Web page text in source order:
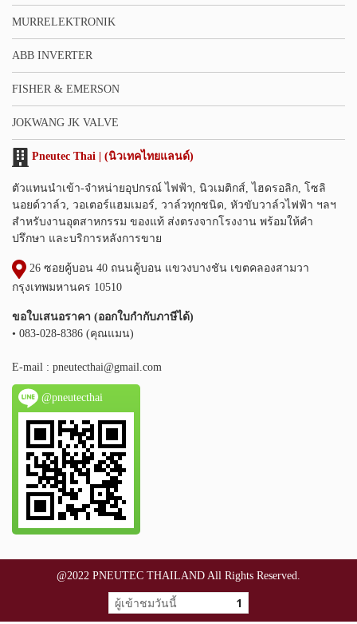
MURRELEKTRONIK
ABB INVERTER
FISHER & EMERSON
JOKWANG JK VALVE
Pneutec Thai | (นิวเทคไทยแลนด์)
ตัวแทนนำเข้า-จำหน่ายอุปกรณ์ ไฟฟ้า, นิวเมติกส์, ไฮดรอลิก, โซลิ
นอยด์วาล์ว, วอเตอร์แฮมเมอร์, วาล์วทุกชนิด, หัวขับวาล์วไฟฟ้า ฯลฯ
สำหรับงานอุตสาหกรรม ของแท้ ส่งตรงจากโรงงาน พร้อมให้คำ
ปรึกษา และบริการหลังการขาย
26 ซอยคู้บอน 40 ถนนคู้บอน แขวงบางชัน เขตคลองสามวา
กรุงเทพมหานคร 10510
ขอใบเสนอราคา (ออกใบกำกับภาษีได้)
• 083-028-8386 (คุณแมน)
E-mail : pneutecthai@gmail.com
@pneutecthai
@2022 PNEUTEC THAILAND All Rights Reserved.
ผู้เข้าชมวันนี้ 1